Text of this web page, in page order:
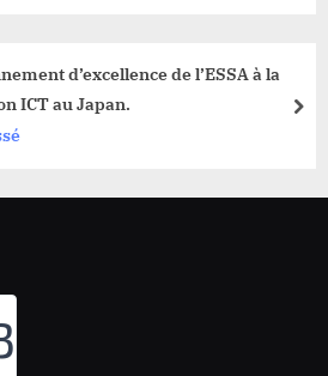
d’excellence de l’ESSA à la
ICT au Japan.